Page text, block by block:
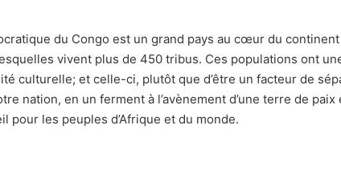
du Congo est un grand pays au cœur du
vivent plus de 450 tribus. Ces populations ont
culturelle; et celle-ci, plutôt que d’être un facteur de
nation, en un ferment à l’avènement d’une terre de paix
pour les peuples d’Afrique et du monde.